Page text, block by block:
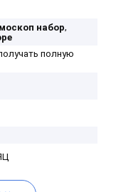
набор,
полную